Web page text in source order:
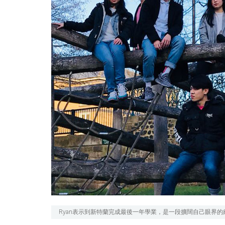
Ryan表示到新特蘭完成最後一年學業，是一段擴闊自己眼界的